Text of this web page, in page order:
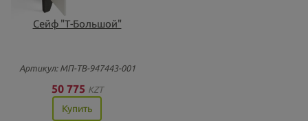
Сейф "Т-Большой"
Артикул: МП-ТВ-947443-001
50 775 KZT
Купить